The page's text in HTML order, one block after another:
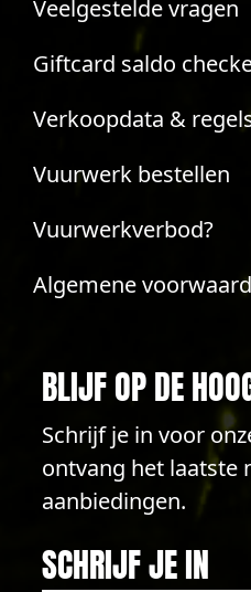
Veelgestelde vragen
Giftcard saldo
Verkoopdata &
Vuurwerk bestellen
Vuurwerkverbod?
Algemene
BLIJF OP DE
Schrijf je in voor
ontvang het laatste
aanbiedingen.
SCHRIJF JE IN